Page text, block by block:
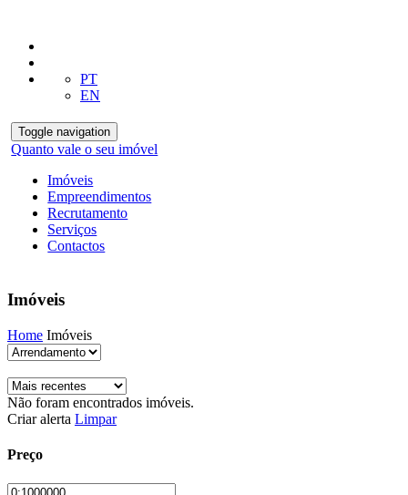
PT
EN
Toggle navigation
Quanto vale o seu imóvel
Imóveis
Empreendimentos
Recrutamento
Serviços
Contactos
Imóveis
Home Imóveis
Não foram encontrados imóveis.
Criar alerta Limpar
Preço